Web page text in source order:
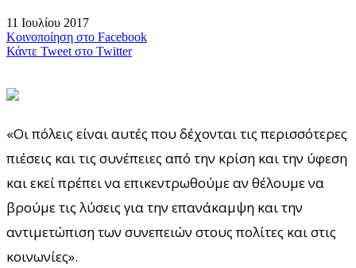
11 Ιουλίου 2017
Κοινοποίηση στο Facebook
Κάντε Tweet στο Twitter
«Οι πόλεις είναι αυτές που δέχονται τις περισσότερες
πιέσεις και τις συνέπειες από την κρίση και την ύφεση
και εκεί πρέπει να επικεντρωθούμε αν θέλουμε να
βρούμε τις λύσεις για την επανάκαμψη και την
αντιμετώπιση των συνεπειών στους πολίτες και στις
κοινωνίες».